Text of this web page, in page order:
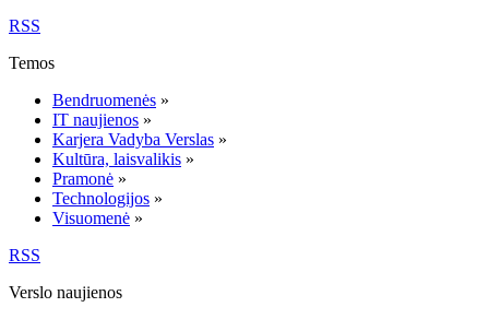
RSS
Temos
Bendruomenės »
IT naujienos »
Karjera Vadyba Verslas »
Kultūra, laisvalikis »
Pramonė »
Technologijos »
Visuomenė »
RSS
Verslo naujienos